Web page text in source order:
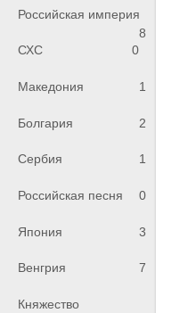
Российская империя
8
СХС
0
Македония 1
Болгария 2
Сербия 1
Российская песня 0
Япония 3
Венгрия 7
Княжество